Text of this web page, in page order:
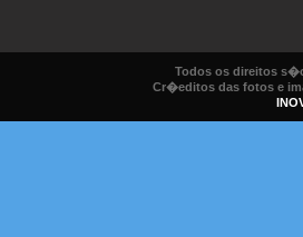
Todos os direitos
Cr�editos das fotos e